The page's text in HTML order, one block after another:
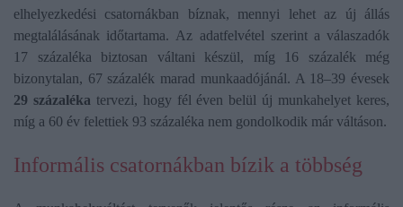
elhelyezkedési csatornákban bíznak, mennyi lehet az új állás
megtalálásának időtartama. Az adatfelvétel szerint a válaszadók
17 százaléka biztosan váltani készül, míg 16 százalék még
bizonytalan, 67 százalék marad munkaadójánál. A 18–39 évesek
29 százaléka tervezi, hogy fél éven belül új munkahelyet keres,
míg a 60 év felettiek 93 százaléka nem gondolkodik már váltáson.
Informális csatornákban bízik a többség